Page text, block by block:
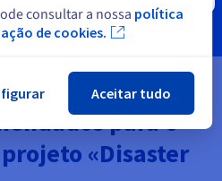
para o
«Disaster
consultar a nossa política
de cookies.
Aceitar tudo